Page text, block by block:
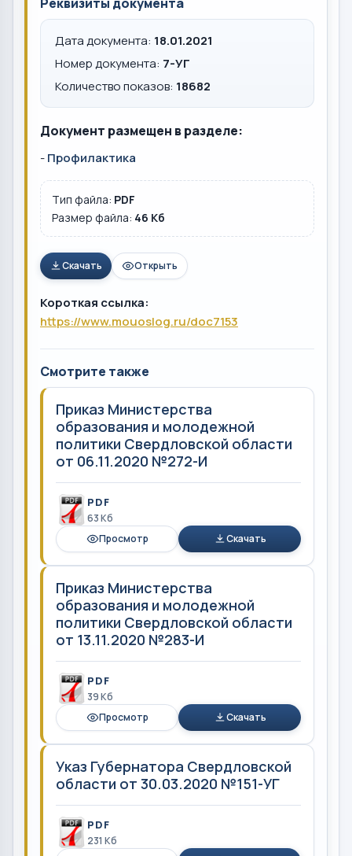
Дата документа: 18.01.2021
Номер документа: 7-УГ
Количество показов: 18682
Документ размещен в разделе:
-Профилактика
Тип файла: PDF
Размер файла: 46 Кб
Скачать Открыть
Короткая ссылка:
https://www.mouoslog.ru/doc7153
Смотрите также
Приказ Министерства
образования и молодежной
политики Свердловской области
от 06.11.2020 №272-И
PDF
63 Кб
Просмотр
Скачать
Приказ Министерства
образования и молодежной
политики Свердловской области
от 13.11.2020 №283-И
PDF
39 Кб
Просмотр
Скачать
Указ Губернатора Свердловской
области от 30.03.2020 №151-УГ
PDF
231 Кб